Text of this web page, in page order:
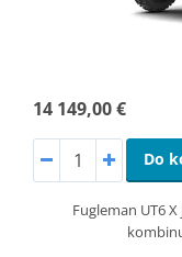
14 149,00 €
Do
Fugleman UT6